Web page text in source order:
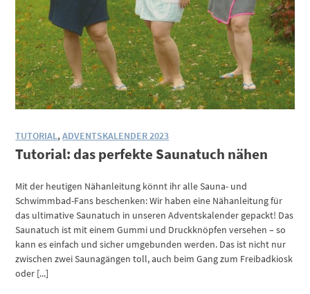
TUTORIAL,ADVENTSKALENDER 2023
Tutorial: das perfekte Saunatuch nähen
Mit der heutigen Nähanleitung könnt ihr alle Sauna- und
Schwimmbad-Fans beschenken: Wir haben eine Nähanleitung für
das ultimative Saunatuch in unseren Adventskalender gepackt! Das
Saunatuch ist mit einem Gummi und Druckknöpfen versehen – so
kann es einfach und sicher umgebunden werden. Das ist nicht nur
zwischen zwei Saunagängen toll, auch beim Gang zum Freibadkiosk
oder [...]